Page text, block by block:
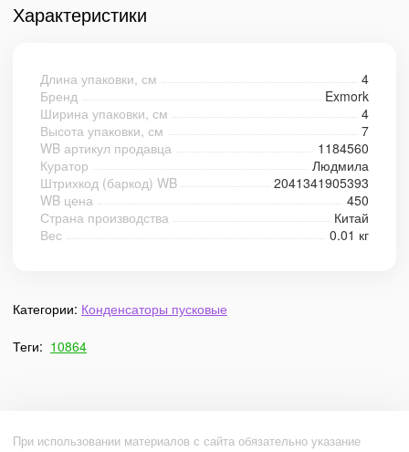
Характеристики
Длина упаковки, см
4
Бренд
Exmork
Ширина упаковки, см
4
Высота упаковки, см
7
WB артикул продавца
1184560
Куратор
Людмила
Штрихкод (баркод) WB
2041341905393
WB цена
450
Страна производства
Китай
Вес
0.01 кг
Категории: Конденсаторы пусковые
Теги: 10864
При использовании материалов с сайта обязательно указание